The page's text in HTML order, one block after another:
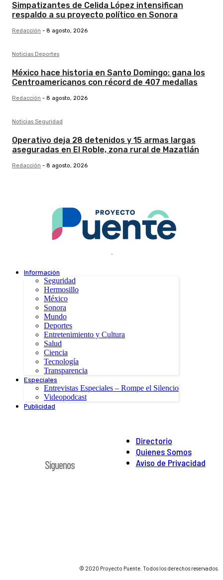
Simpatizantes de Celida López intensifican
respaldo a su proyecto político en Sonora
Redacción - 8 agosto, 2026
Noticias Deportes
México hace historia en Santo Domingo: gana los
Centroamericanos con récord de 407 medallas
Redacción - 8 agosto, 2026
Noticias Seguridad
Operativo deja 28 detenidos y 15 armas largas
aseguradas en El Roble, zona rural de Mazatlán
Redacción - 8 agosto, 2026
.
Información
Seguridad
Hermosillo
México
Sonora
Mundo
Deportes
Entretenimiento y Cultura
Salud
Ciencia
Tecnología
Transparencia
Especiales
Entrevistas Especiales – Rompe el Silencio
Videopodcast
Publicidad
Directorio
Quienes Somos
Aviso de Privacidad
Síguenos
© 2020 Proyecto Puente. Todos los derechos reservados.